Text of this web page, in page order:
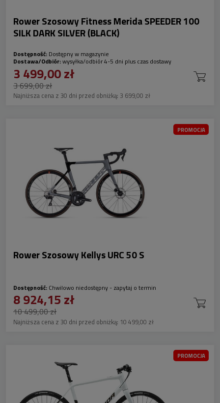
Rower Szosowy Fitness Merida SPEEDER 100
SILK DARK SILVER (BLACK)
Dostępność: Dostępny w magazynie
Dostawa/Odbiór:wysyłka/odbiór 4-5 dni plus czas dostawy
3 499,00 zł
3 699,00 zł
Najniższa cena z 30 dni przed obniżką: 3 699,00 zł
Rower Szosowy Kellys URC 50 S
Dostępność: Chwilowo niedostępny - zapytaj o termin
8 924,15 zł
10 499,00 zł
Najniższa cena z 30 dni przed obniżką: 10 499,00 zł
PROMOCJA
PROMOCJA